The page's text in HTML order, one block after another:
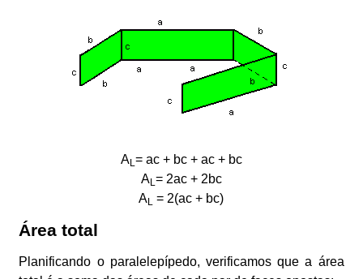
AL = ac + bc + ac + bc
AL = 2ac + 2bc
AL = 2(ac + bc)
Área total
Planificando o paralelepípedo, verificamos que a área